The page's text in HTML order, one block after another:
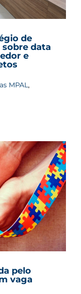
de
data
e
MPAL,
pelo
vaga